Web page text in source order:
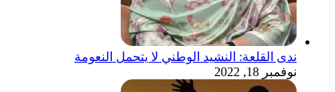
ندى القلعة: النشيد الوطني لا يتحمل النعومة
نوفمبر 18, 2022